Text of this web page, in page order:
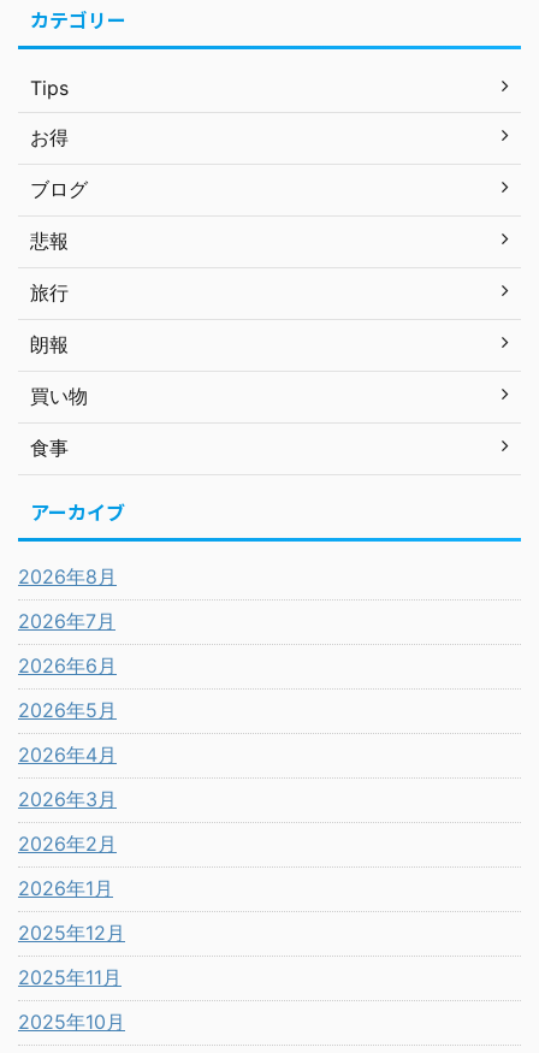
カテゴリー
Tips
お得
ブログ
悲報
旅行
朗報
買い物
食事
アーカイブ
2026年8月
2026年7月
2026年6月
2026年5月
2026年4月
2026年3月
2026年2月
2026年1月
2025年12月
2025年11月
2025年10月